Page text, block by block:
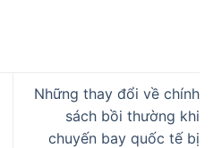
Những thay đổi về chính
sách bồi thường khi
chuyến bay quốc tế bị